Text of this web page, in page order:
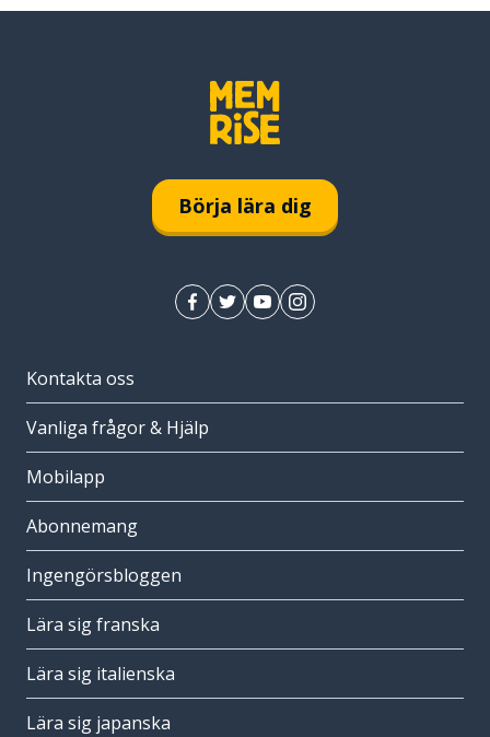
Börja lära dig
Kontakta oss
Vanliga frågor & Hjälp
Mobilapp
Abonnemang
Ingengörsbloggen
Lära sig franska
Lära sig italienska
Lära sig japanska